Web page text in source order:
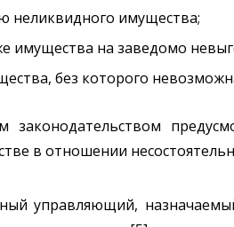
неликвидного имущества;
имущества на заведомо
без которого
законодательством
в отношении
управляющий,